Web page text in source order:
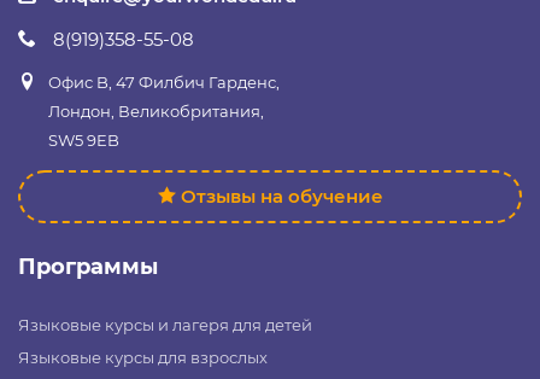
8(919)358-55-08
Офис B, 47 Филбич Гарденс,
Лондон, Великобритания,
SW5 9EB
Отзывы на обучение
Программы
Языковые курсы и лагеря для детей
Языковые курсы для взрослых